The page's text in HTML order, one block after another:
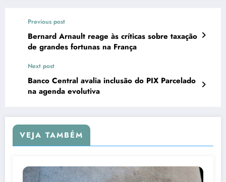
Previous post
Bernard Arnault reage às críticas sobre taxação
de grandes fortunas na França
Next post
Banco Central avalia inclusão do PIX Parcelado
na agenda evolutiva
VEJA TAMBÉM